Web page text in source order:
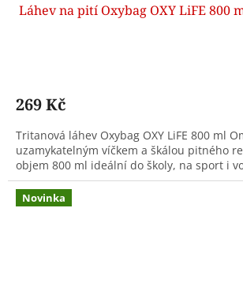
Láhev na pití Oxybag OXY LiFE 800
269 Kč
Tritanová láhev Oxybag OXY LiFE 800 ml
uzamykatelným víčkem a škálou pitného
objem 800 ml ideální do školy, na sport i
Novinka